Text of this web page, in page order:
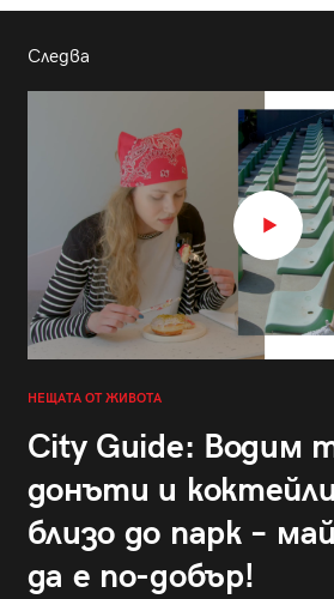
Следва
НЕЩАТА ОТ ЖИВОТА
City Guide: Водим
донъти и
близо до парк –
да е по-добър!